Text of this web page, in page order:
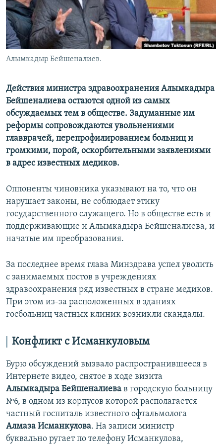
Алымкадыр Бейшеналиев.
Действия министра здравоохранения Алымкадыра
Бейшеналиева остаются одной из самых
обсуждаемых тем в обществе. Задуманные им
реформы сопровождаются увольнениями
главврачей, перепрофилированием больниц и
громкими, порой, оскорбительными заявлениями
в адрес известных медиков.
Оппоненты чиновника указывают на то, что он
нарушает законы, не соблюдает этику
государственного служащего. Но в обществе есть и
поддерживающие и Алымкадыра Бейшеналиева, и
начатые им преобразования.
За последнее время глава Минздрава успел уволить
с занимаемых постов в учреждениях
здравоохранения ряд известных в стране медиков.
При этом из-за расположенных в зданиях
госбольниц частных клиник возникли скандалы.
Конфликт с Исманкуловым
Бурю обсуждений вызвало распространившееся в
Интернете видео, снятое в ходе визита
Алымкадыра Бейшеналиева в городскую больницу
№6, в одном из корпусов которой располагается
частный госпиталь известного офтальмолога
Алмаза Исманкулова. На записи министр
буквально ругает по телефону Исманкулова,